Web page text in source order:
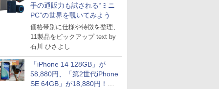
手の通販力も試される“ミニ
PC”の世界を覗いてみよう
価格帯別に仕様や特徴を整理、
11製品をピックアップ text by
石川 ひさよし
「iPhone 14 128GB」が
58,880円、「第2世代iPhone
SE 64GB」が18,880円！中